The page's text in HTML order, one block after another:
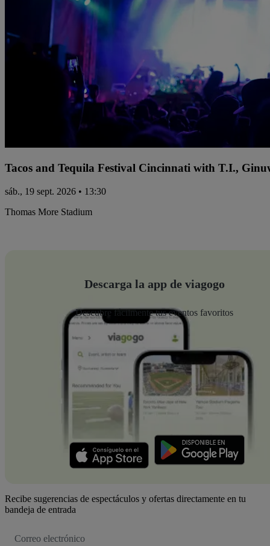
Tacos and Tequila Festival Cincinnati with T.I.,
sáb., 19 sept. 2026 • 13:30
Thomas More Stadium
Descarga la app de viagogo
Descubre fácilmente tus eventos favoritos
Recibe sugerencias de espectáculos y ofertas directamente en tu
bandeja de entrada
de